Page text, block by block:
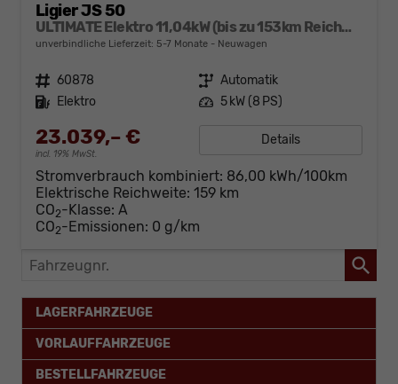
Ligier JS 50
ULTIMATE Elektro 11,04kW (bis zu 153km Reichweite)
unverbindliche Lieferzeit: 5-7 Monate Neuwagen
Fahrzeugnr. 60878 Getriebe Automatik
Kraftstoff Elektro Leistung 5 kW (8 PS)
23.039,– €
incl. 19% MwSt.
Details
Stromverbrauch kombiniert: 86,00 kWh/100km
Elektrische Reichweite: 159 km
CO2-Klasse: A
CO2-Emissionen: 0 g/km
Fahrzeugnr.
LAGERFAHRZEUGE
VORLAUFFAHRZEUGE
BESTELLFAHRZEUGE